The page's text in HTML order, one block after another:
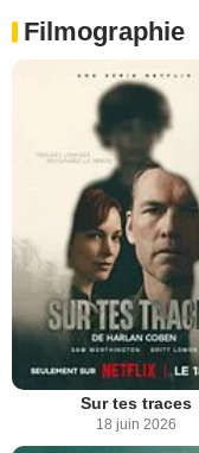
Filmographie
Sur tes traces
18 juin 2026